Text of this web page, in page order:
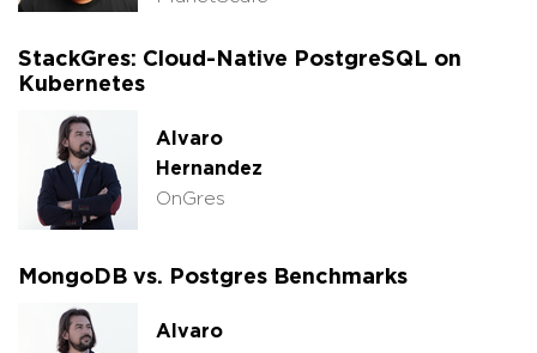
StackGres: Cloud-Native PostgreSQL on
Kubernetes
Alvaro
Hernandez
OnGres
MongoDB vs. Postgres Benchmarks
Alvaro